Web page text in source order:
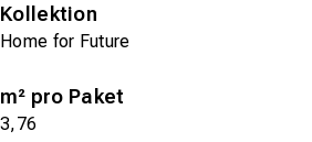
Kollektion
Home for Future
m² pro Paket
3,76